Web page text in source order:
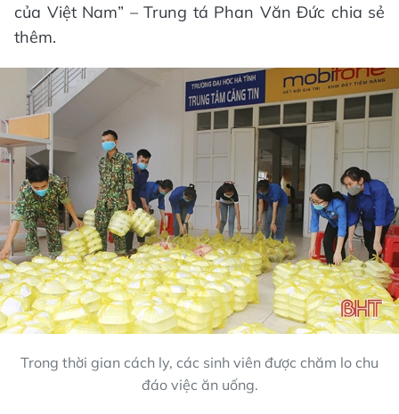
của Việt Nam” – Trung tá Phan Văn Đức chia sẻ
thêm.
Trong thời gian cách ly, các sinh viên được chăm lo chu
đáo việc ăn uống.